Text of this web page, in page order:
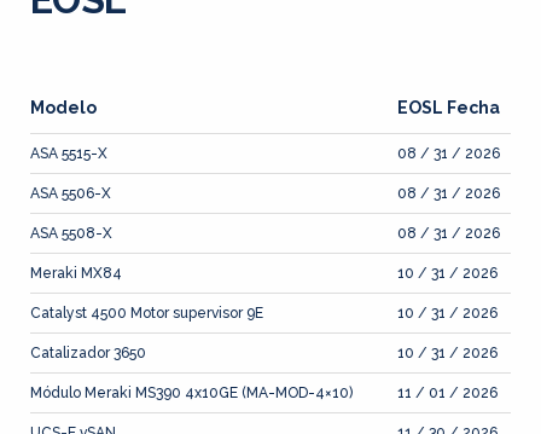
Modelo EOSL Fecha
ASA 5515-X 08 / 31 / 2026
ASA 5506-X 08 / 31 / 2026
ASA 5508-X 08 / 31 / 2026
Meraki MX84 10 / 31 / 2026
Catalyst 4500 Motor supervisor 9E 10 / 31 / 2026
Catalizador 3650 10 / 31 / 2026
Módulo Meraki MS390 4x10GE (MA-MOD-4×10) 11 / 01 / 2026